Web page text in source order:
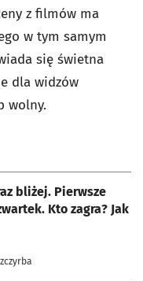
z filmów ma
w tym samym
się świetna
dla widzów
wolny.
bliżej. Pierwsze
Kto zagra? Jak